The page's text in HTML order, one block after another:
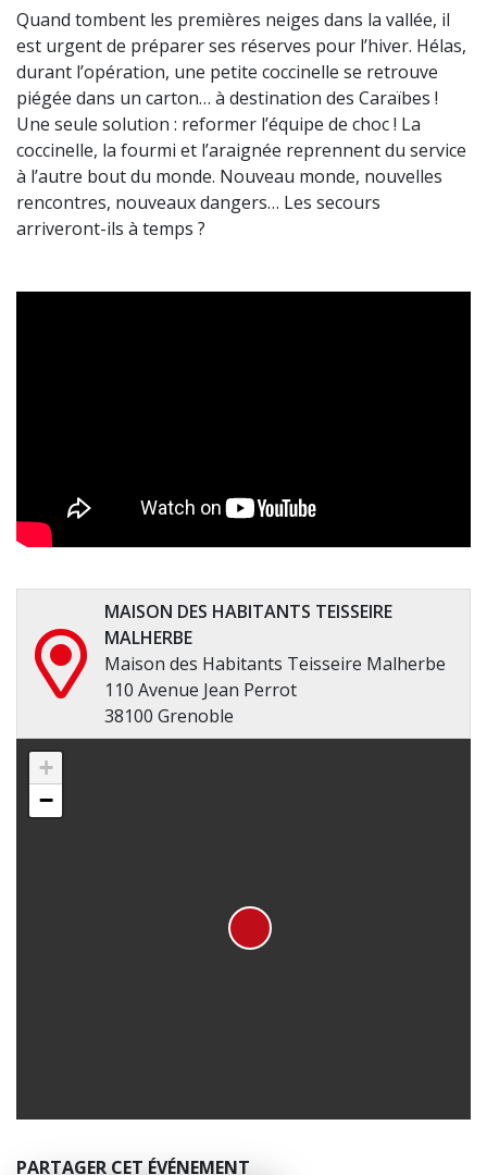
Quand tombent les premières neiges dans la vallée, il
est urgent de préparer ses réserves pour l’hiver. Hélas,
durant l’opération, une petite coccinelle se retrouve
piégée dans un carton… à destination des Caraïbes !
Une seule solution : reformer l’équipe de choc ! La
coccinelle, la fourmi et l’araignée reprennent du service
à l’autre bout du monde. Nouveau monde, nouvelles
rencontres, nouveaux dangers… Les secours
arriveront-ils à temps ?
MAISON DES HABITANTS TEISSEIRE
MALHERBE
Maison des Habitants Teisseire Malherbe
110 Avenue Jean Perrot
38100 Grenoble
+
−
PARTAGER CET ÉVÉNEMENT